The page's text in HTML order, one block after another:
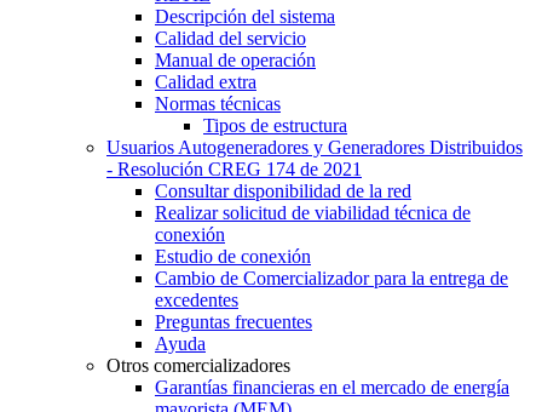
Descripción del sistema
Calidad del servicio
Manual de operación
Calidad extra
Normas técnicas
Tipos de estructura
Usuarios Autogeneradores y Generadores Distribuidos
- Resolución CREG 174 de 2021
Consultar disponibilidad de la red
Realizar solicitud de viabilidad técnica de
conexión
Estudio de conexión
Cambio de Comercializador para la entrega de
excedentes
Preguntas frecuentes
Ayuda
Otros comercializadores
Garantías financieras en el mercado de energía